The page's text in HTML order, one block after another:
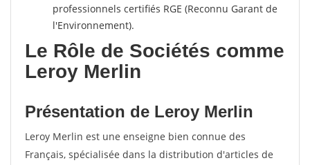
professionnels certifiés RGE (Reconnu Garant de
l'Environnement).
Le Rôle de Sociétés comme
Leroy Merlin
Présentation de Leroy Merlin
Leroy Merlin est une enseigne bien connue des
Français, spécialisée dans la distribution d'articles de